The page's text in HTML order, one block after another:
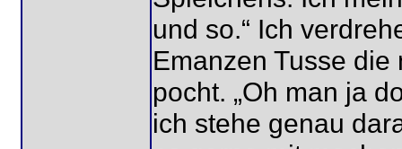
und so.“ Ich
Emanzen Tusse
pocht. „Oh man ja
ich stehe genau